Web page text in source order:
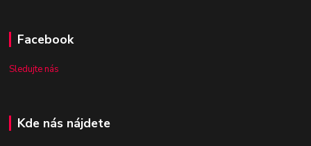
Facebook
Sledujte nás
Kde nás nájdete